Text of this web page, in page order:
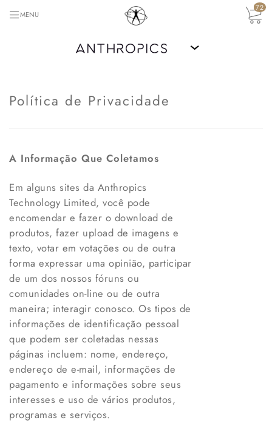
MENU
72
›
Política de Privacidade
A Informação Que Coletamos
Em alguns sites da Anthropics
Technology Limited, você pode
encomendar e fazer o download de
produtos, fazer upload de imagens e
texto, votar em votações ou de outra
forma expressar uma opinião, participar
de um dos nossos fóruns ou
comunidades on-line ou de outra
maneira; interagir conosco. Os tipos de
informações de identificação pessoal
que podem ser coletadas nessas
páginas incluem: nome, endereço,
endereço de e-mail, informações de
pagamento e informações sobre seus
interesses e uso de vários produtos,
programas e serviços.